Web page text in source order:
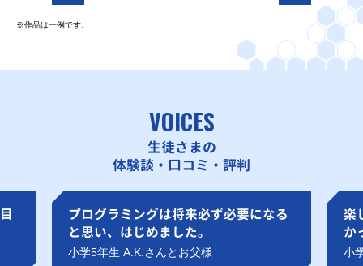
※作品は一例です。
VOICES
生徒さまの
体験談・口コミ・評判
プログラミングは将来必ず必要になる
と思い、はじめました。
小学5年生 A.K.さんとお父様
楽
か
小